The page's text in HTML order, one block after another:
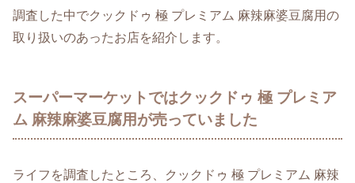
調査した中でクックドゥ 極 プレミアム 麻辣麻婆豆腐用の
取り扱いのあったお店を紹介します。
スーパーマーケットではクックドゥ 極 プレミア
ム 麻辣麻婆豆腐用が売っていました
ライフを調査したところ、クックドゥ 極 プレミアム 麻辣